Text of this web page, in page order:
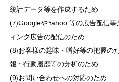
統計データ等を作成するため
(7)GoogleやYahoo!等の広告配信
ィング広告の配信のため
(8)お客様の趣味・嗜好等の把握の
報・行動履歴等の分析のため
(9)お問い合わせへの対応のため